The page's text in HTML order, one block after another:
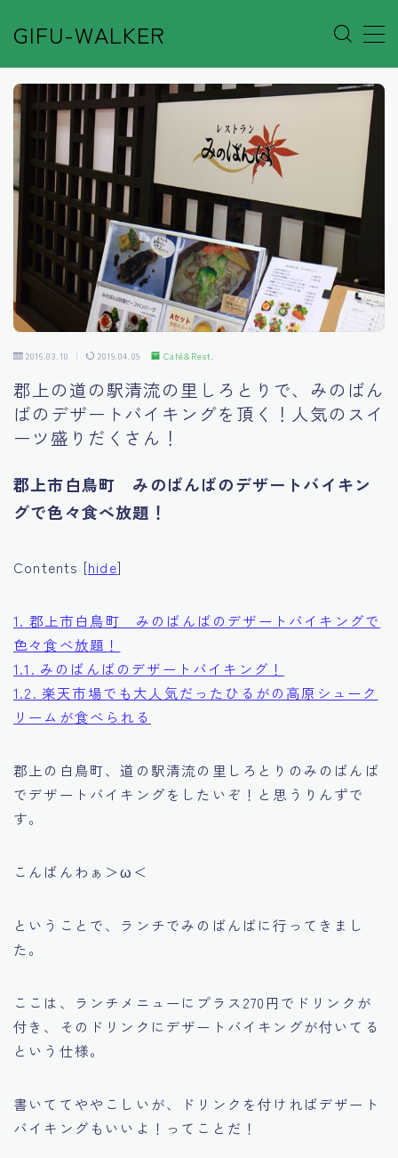
GIFU-WALKER
MENU
Author’s Voice
Café&Rest.
Event
Go out
Others
Tourism
2016.03.10 2019.04.09 Café&Rest.
郡上の道の駅清流の里しろとりで、みのばん
ばのデザートバイキングを頂く！人気のスイ
ーツ盛りだくさん！
郡上市白鳥町 みのばんばのデザートバイキン
グで色々食べ放題！
Contents [hide]
1. 郡上市白鳥町 みのばんばのデザートバイキングで
色々食べ放題！
1.1. みのばんばのデザートバイキング！
1.2. 楽天市場でも大人気だったひるがの高原シューク
リームが食べられる
郡上の白鳥町、道の駅清流の里しろとりのみのばんば
でデザートバイキングをしたいぞ！と思うりんずで
す。
こんばんわぁ＞ω＜
ということで、ランチでみのばんばに行ってきまし
た。
ここは、ランチメニューにプラス270円でドリンクが
付き、そのドリンクにデザートバイキングが付いてる
という仕様。
書いててややこしいが、ドリンクを付ければデザート
バイキングもいいよ！ってことだ！